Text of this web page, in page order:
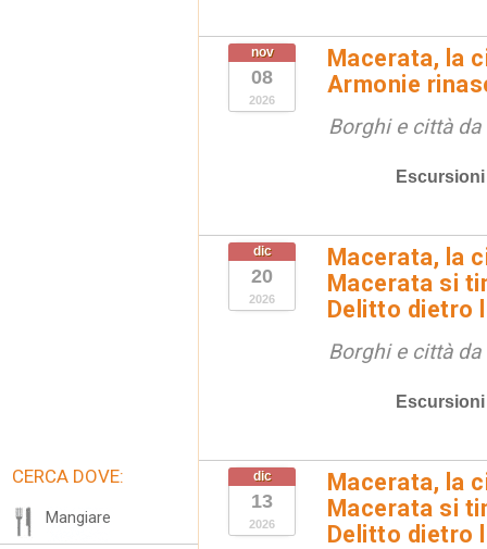
nov
08
2026
Macerata, la
Armonie
Borghi e città
Escursioni
dic
20
2026
Macerata, la
Macerata si
Delitto dietro
Borghi e città
Escursioni
dic
13
2026
Macerata, la
Macerata si
Delitto dietro
CERCA DOVE:
Mangiare